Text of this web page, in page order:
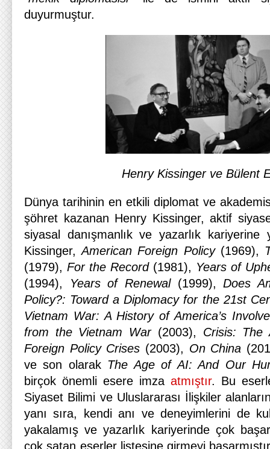
duyurmuştur.
Henry Kissinger ve Bülent
Dünya tarihinin en etkili diplomat ve
şöhret kazanan Henry Kissinger, aktif
siyasal danışmanlık ve yazarlık kariyerine
Kissinger,American Foreign Policy(1969),
(1979), For the Record(1981), Years of
(1994),
Years of Renewal(1999),Does
Policy?: Toward a Diplomacy for the 21st
Vietnam War: A History of America’s
from the Vietnam War(2003), Crisis: The
Foreign Policy Crises (2003), On China
ve son olarak The Age of AI: And Our
birçok önemli esere imza atmıştır. Bu
Siyaset Bilimi ve Uluslararası İlişkiler
yanı sıra, kendi anı ve deneyimlerini de
yakalamış ve yazarlık kariyerinde çok
çok satan eserler listesine girmeyi